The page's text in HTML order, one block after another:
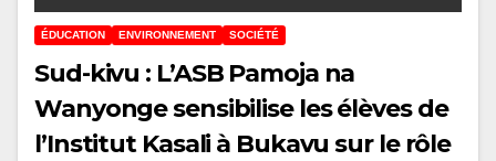
ÉDUCATION ENVIRONNEMENT SOCIÉTÉ
Sud-kivu : L’ASB Pamoja na
Wanyonge sensibilise les élèves de
l’Institut Kasali à Bukavu sur le rôle